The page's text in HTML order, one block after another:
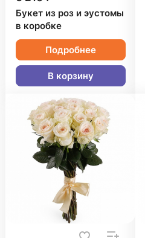
Букет из роз и эустомы
в коробке
Подробнее
В корзину